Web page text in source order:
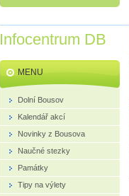
Infocentrum DB
MENU
Dolní Bousov
Kalendář akcí
Novinky z Bousova
Naučné stezky
Památky
Tipy na výlety